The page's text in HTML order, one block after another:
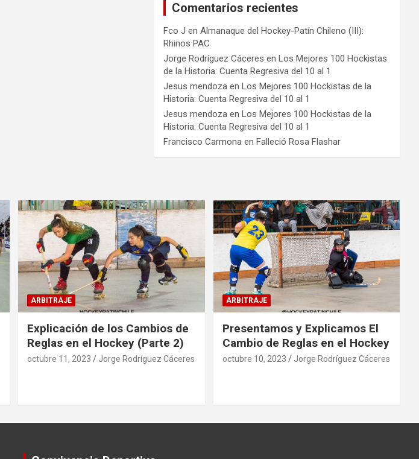
Comentarios recientes
Fco J enAlmanaque del Hockey-Patín Chileno (III):
Rhinos PAC
Jorge Rodríguez Cáceres enLos Mejores 100 Hockistas
de la Historia: Cuenta Regresiva del 10 al 1
Jesus mendoza enLos Mejores 100 Hockistas de la
Historia: Cuenta Regresiva del 10 al 1
Jesus mendoza enLos Mejores 100 Hockistas de la
Historia: Cuenta Regresiva del 10 al 1
Francisco Carmona enFalleció Rosa Flashar
ARBITRAJE
Explicación de los Cambios de
Reglas en el Hockey (Parte 2)
octubre 11, 2023 Jorge Rodríguez Cáceres
ARBITRAJE
Presentamos y Explicamos El
Cambio de Reglas en el Hockey
octubre 10, 2023 Jorge Rodríguez Cáceres